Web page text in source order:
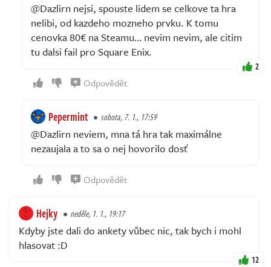
@Dazlirn nejsi, spouste lidem se celkove ta hra
nelibi, od kazdeho mozneho prvku. K tomu
cenovka 80€ na Steamu… nevim nevim, ale citim
tu dalsi fail pro Square Enix.
2
Odpovědět
Pepermint sobota, 7. 1., 17:59
@Dazlirn neviem, mna tá hra tak maximálne
nezaujala a to sa o nej hovorilo dosť
Odpovědět
Hejky neděle, 1. 1., 19:17
Kdyby jste dali do ankety vůbec nic, tak bych i mohl
hlasovat :D
12